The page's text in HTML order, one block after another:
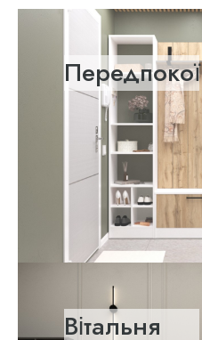
Передпокої
Вітальня